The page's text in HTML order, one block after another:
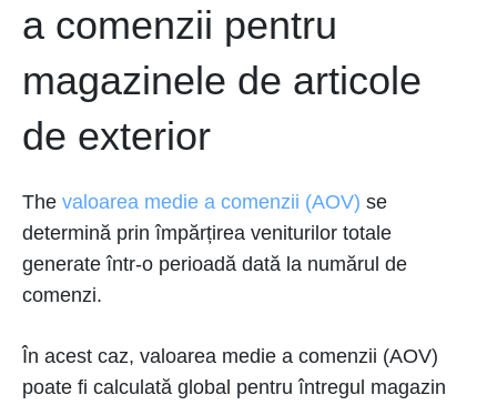
a comenzii pentru
magazinele de articole
de exterior
The valoarea medie a comenzii (AOV) se
determină prin împărțirea veniturilor totale
generate într-o perioadă dată la numărul de
comenzi.
În acest caz, valoarea medie a comenzii (AOV)
poate fi calculată global pentru întregul magazin